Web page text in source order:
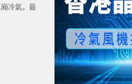
冷氣。最